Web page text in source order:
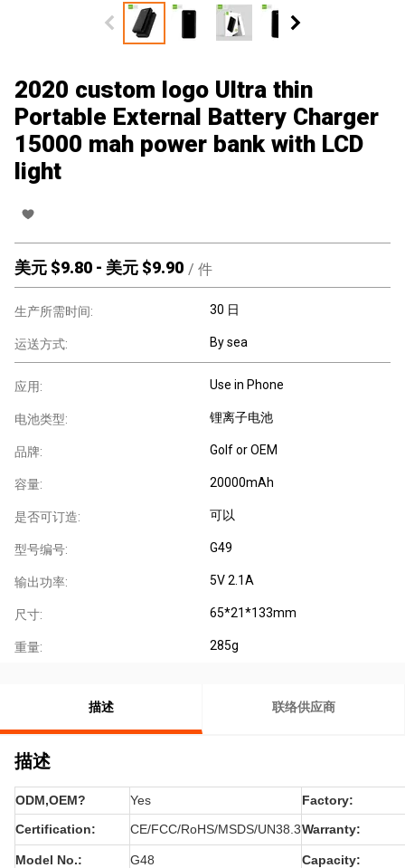
2020 custom logo Ultra thin
Portable External Battery Charger
15000 mah power bank with LCD
light
美元 $9.80 - 美元 $9.90 / 件
生产所需时间: 30 日
运送方式: By sea
应用: Use in Phone
电池类型: 锂离子电池
品牌: Golf or OEM
容量: 20000mAh
是否可订造: 可以
型号编号: G49
输出功率: 5V 2.1A
尺寸: 65*21*133mm
重量: 285g
描述 联络供应商
描述
ODM,OEM? Yes
Factory:
Certification:
CE/FCC/RoHS/MSDS/UN38.3Warranty:
Model No.: G48 Capacity: